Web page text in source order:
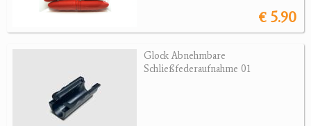
Geschenke
Reviereinrichtungen
€ 5.90
Glock Abnehmbare
Schließfederaufnahme 01